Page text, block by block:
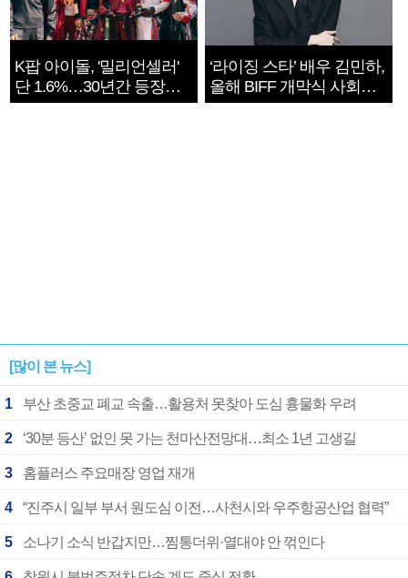
K팝 아이돌, '밀리언셀러'
단 1.6%…30년간 등장
1182개팀 전수조사
‘라이징 스타’ 배우 김민하,
올해 BIFF 개막식 사회자
확정
[많이 본 뉴스]
1 부산 초중교 폐교 속출…활용처 못찾아 도심 흉물화 우려
2 ‘30분 등산’ 없인 못 가는 천마산전망대…최소 1년 고생길
3 홈플러스 주요매장 영업 재개
4 “진주시 일부 부서 원도심 이전…사천시와 우주항공산업 협력”
5 소나기 소식 반갑지만…찜통더위·열대야 안 꺾인다